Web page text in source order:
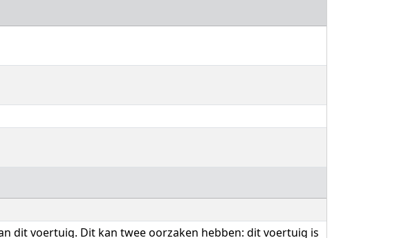
dit voertuig. Dit kan twee oorzaken hebben: dit voertuig is